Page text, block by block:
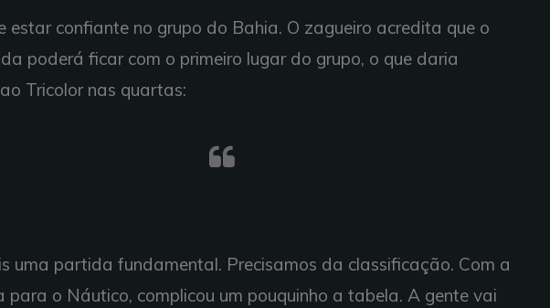
estar confiante no grupo do Bahia. O zagueiro acredita que o
poderá ficar com o primeiro lugar do grupo, o que daria
Tricolor nas quartas:
uma partida fundamental. Precisamos da classificação. Com a
para o Náutico, complicou um pouquinho a tabela. A gente vai